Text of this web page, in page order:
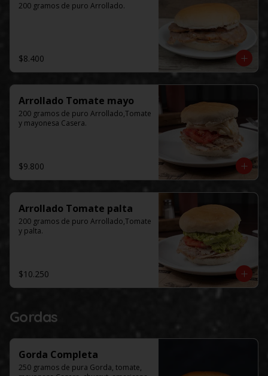
200 gramos de puro Arrollado.
$8.400
Arrollado Tomate mayo
200 gramos de puro Arrollado,Tomate
y mayonesa Casera.
$9.800
Arrollado Tomate palta
200 gramos de puro Arrollado,Tomate
y palta.
$10.250
Gordas
Gorda Completa
250 gramos de pura Gorda, tomate,